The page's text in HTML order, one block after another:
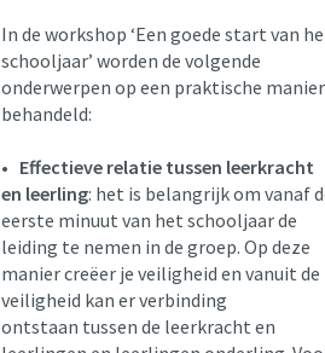
In de workshop ‘Een goede start van
schooljaar’ worden de volgende
onderwerpen op een praktische manier
behandeld:
• Effectieve relatie tussen leerkracht
en leerling: het is belangrijk om vanaf
eerste minuut van het schooljaar de
leiding te nemen in de groep. Op deze
manier creëer je veiligheid en vanuit de
veiligheid kan er verbinding
ontstaan tussen de leerkracht en